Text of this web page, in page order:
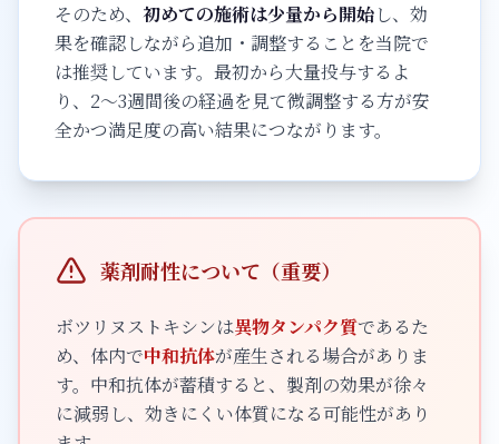
そのため、 初めての施術は少量から開始し、効
果を確認しながら追加・調整することを当院で
は推奨しています。最初から大量投与するよ
り、2〜3週間後の経過を見て微調整する方が安
全かつ満足度の高い結果につながります。
薬剤耐性について（重要）
ボツリヌストキシンは異物タンパク質であるた
め、体内で中和抗体が産生される場合がありま
す。中和抗体が蓄積すると、製剤の効果が徐々
に減弱し、効きにくい体質になる可能性があり